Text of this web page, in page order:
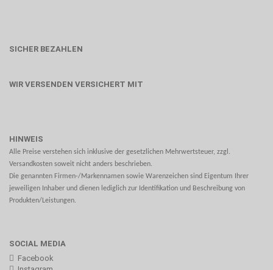
SICHER BEZAHLEN
WIR VERSENDEN VERSICHERT MIT
HINWEIS
Alle Preise verstehen sich inklusive der gesetzlichen Mehrwertsteuer, zzgl.
Versandkosten soweit nicht anders beschrieben.
Die genannten Firmen-/Markennamen sowie Warenzeichen sind Eigentum Ihrer
jeweiligen Inhaber und dienen lediglich zur Identifikation und Beschreibung von
Produkten/Leistungen.
SOCIAL MEDIA
Facebook